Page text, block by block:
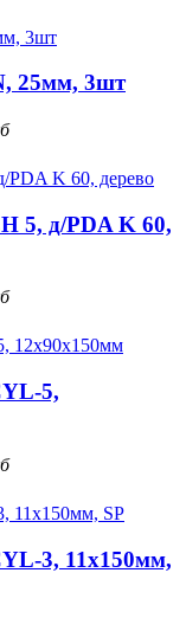
25мм, 3шт
5, д/PDA K 60,
5,
3, 11х150мм,